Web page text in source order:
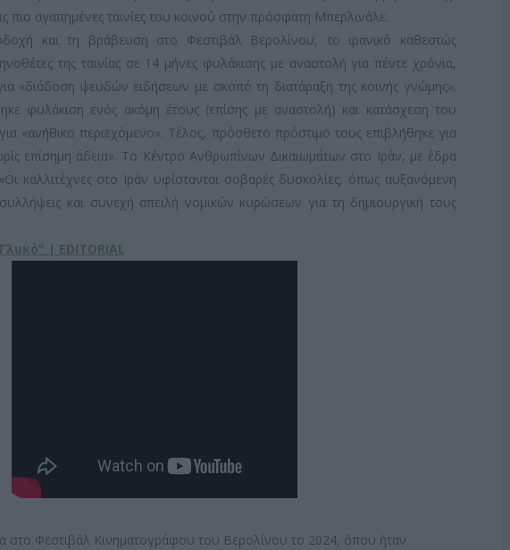
πιο αγαπημένες ταινίες του κοινού στην πρόσφατη Μπερλινάλε.
και τη βράβευση στο Φεστιβάλ Βερολίνου, το ιρανικό καθεστώς
της ταινίας σε 14 μήνες φυλάκισης με αναστολή για πέντε χρόνια,
«διάδοση ψευδών ειδήσεων με σκοπό τη διατάραξη της κοινής γνώμης».
φυλάκιση ενός ακόμη έτους (επίσης με αναστολή) και κατάσχεση του
«ανήθικο περιεχόμενο». Τέλος, πρόσθετο πρόστιμο τους επιβλήθηκε για
επίσημη άδεια». Το Κέντρο Ανθρωπίνων Δικαιωμάτων στο Ιράν, με έδρα
καλλιτέχνες στο Ιράν υφίστανται σοβαρές δυσκολίες, όπως αυξανόμενη
και συνεχή απειλή νομικών κυρώσεων για τη δημιουργική τους
| EDITORIAL
στο Φεστιβάλ Κινηματογράφου του Βερολίνου το 2024, όπου ήταν